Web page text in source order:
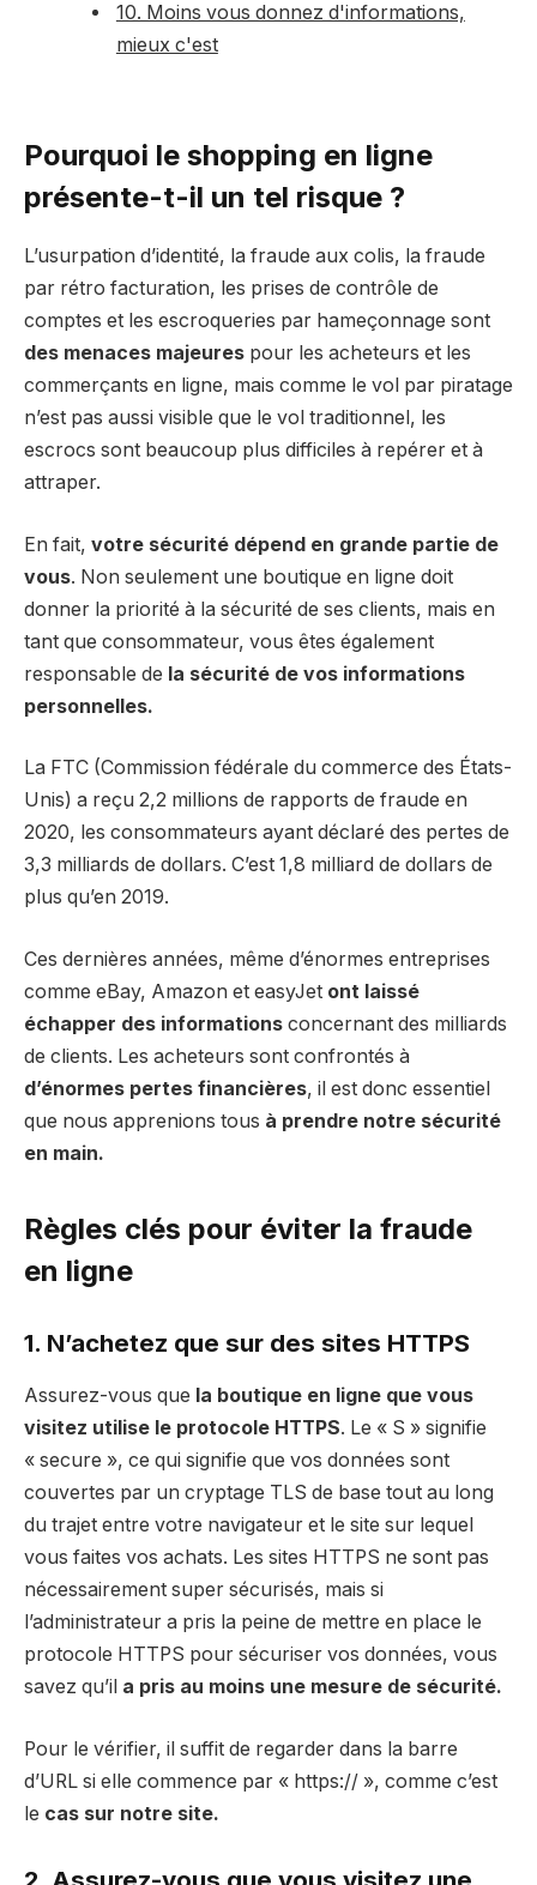
10. Moins vous donnez d'informations,
mieux c'est
Pourquoi le shopping en ligne
présente-t-il un tel risque ?
L’usurpation d’identité, la fraude aux colis, la fraude
par rétro facturation, les prises de contrôle de
comptes et les escroqueries par hameçonnage sont
des menaces majeures pour les acheteurs et les
commerçants en ligne, mais comme le vol par piratage
n’est pas aussi visible que le vol traditionnel, les
escrocs sont beaucoup plus difficiles à repérer et à
attraper.
En fait, votre sécurité dépend en grande partie de
vous. Non seulement une boutique en ligne doit
donner la priorité à la sécurité de ses clients, mais en
tant que consommateur, vous êtes également
responsable de la sécurité de vos informations
personnelles.
La FTC (Commission fédérale du commerce des États-
Unis) a reçu 2,2 millions de rapports de fraude en
2020, les consommateurs ayant déclaré des pertes de
3,3 milliards de dollars. C’est 1,8 milliard de dollars de
plus qu’en 2019.
Ces dernières années, même d’énormes entreprises
comme eBay, Amazon et easyJet ont laissé
échapper des informations concernant des milliards
de clients. Les acheteurs sont confrontés à
d’énormes pertes financières, il est donc essentiel
que nous apprenions tous à prendre notre sécurité
en main.
Règles clés pour éviter la fraude
en ligne
1. N’achetez que sur des sites HTTPS
Assurez-vous que la boutique en ligne que vous
visitez utilise le protocole HTTPS. Le « S » signifie
« secure », ce qui signifie que vos données sont
couvertes par un cryptage TLS de base tout au long
du trajet entre votre navigateur et le site sur lequel
vous faites vos achats. Les sites HTTPS ne sont pas
nécessairement super sécurisés, mais si
l’administrateur a pris la peine de mettre en place le
protocole HTTPS pour sécuriser vos données, vous
savez qu’il a pris au moins une mesure de sécurité.
Pour le vérifier, il suffit de regarder dans la barre
d’URL si elle commence par « https:// », comme c’est
le cas sur notre site.